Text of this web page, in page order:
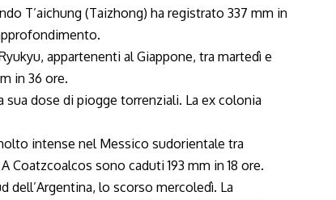
T’aichung (Taizhong) ha registrato 337 mm in
appartenenti al Giappone, tra martedì e
in 36 ore.
sua dose di piogge torrenziali. La ex colonia
intense nel Messico sudorientale tra
sono caduti 193 mm in 18 ore.
dell’Argentina, lo scorso mercoledì. La